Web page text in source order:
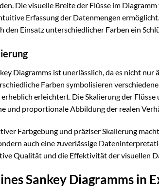
Die visuelle Breite der Flüsse im
Erfassung der Datenmengen
den Einsatz unterschiedlicher Farben ein
Diagramms ist unerlässlich, da es nicht
Farben symbolisieren
erleichtert. Die Skalierung der
und proportionale Abbildung der realen
Farbgebung und präziser Skalierung
auch eine zuverlässige
Qualität und die Effektivität der visuellen
Sankey Diagramms in